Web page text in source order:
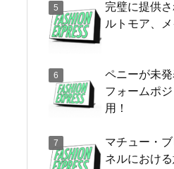
完璧に提供
ルトモア、
ペニーが未
フォームポ
用！
マチュー・
ネルにおけ